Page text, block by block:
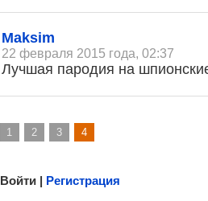
Maksim
22 февраля 2015 года, 02:37
Лучшая пародия на
1 2 3 4
Малосодержательные и грубые отзывы нещадно
Войти | Регистрация